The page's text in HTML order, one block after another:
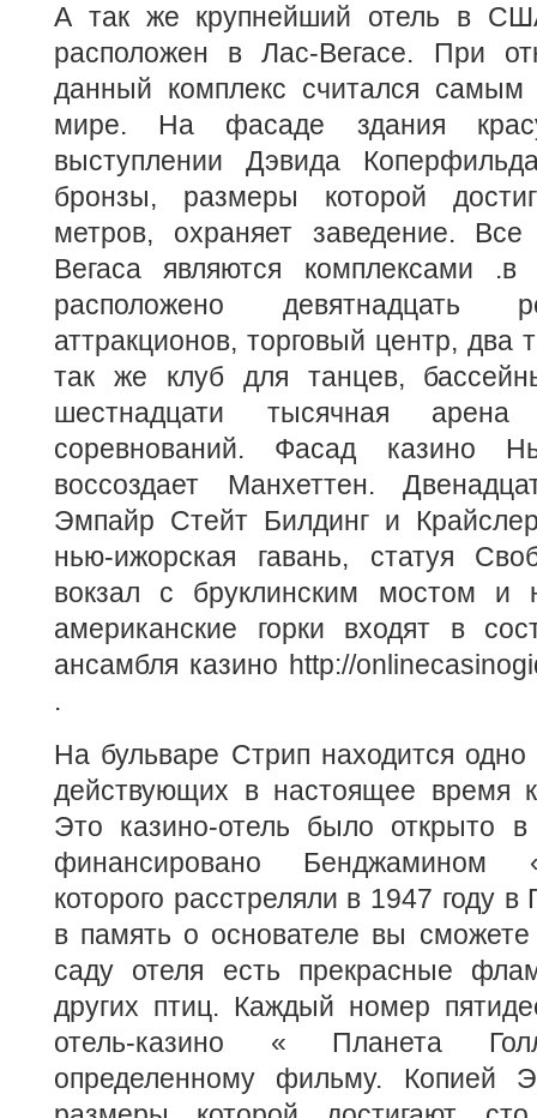
А так же крупнейший отель в
расположен в Лас-Вегасе. При
данный комплекс считался
мире. На фасаде здания
выступлении Дэвида
бронзы, размеры которой
метров, охраняет заведение. Все
Вегаса являются комплексами .в
расположено девятнадцать
аттракционов, торговый центр, два
так же клуб для танцев,
шестнадцати тысячная
соревнований. Фасад казино
воссоздает Манхеттен.
Эмпайр Стейт Билдинг и
нью-ижорская гавань, статуя
вокзал с бруклинским мостом и
американские горки входят в
ансамбля казино http://
.
На бульваре Стрип находится
действующих в настоящее время
Это казино-отель было открыто
финансировано Бенджамином
которого расстреляли в 1947 году в
в память о основателе вы
саду отеля есть прекрасные
других птиц. Каждый номер
отель-казино « Планета
определенному фильму. Копией